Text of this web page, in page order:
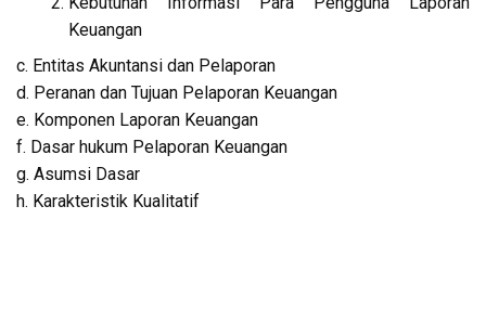
Keuangan
c. Entitas Akuntansi dan Pelaporan
d. Peranan dan Tujuan Pelaporan Keuangan
e. Komponen Laporan Keuangan
f. Dasar hukum Pelaporan Keuangan
g. Asumsi Dasar
h. Karakteristik Kualitatif